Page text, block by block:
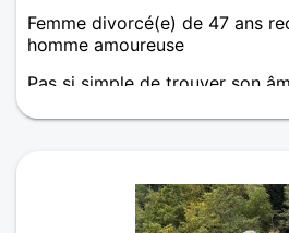
Femme divorcé(e) de 47 ans
homme amoureuse
Pas si simple de trouver son
histoire à la fois tendre et